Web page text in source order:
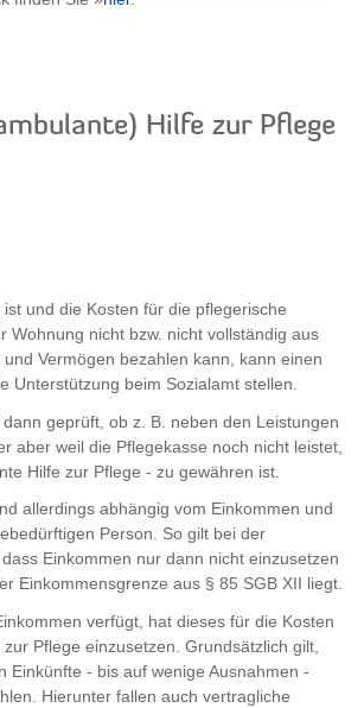
Hilfe zur Pflege
und die Kosten für die pflegerische
Wohnung nicht bzw. nicht vollständig aus
Vermögen bezahlen kann, kann einen
Unterstützung beim Sozialamt stellen.
geprüft, ob z. B. neben den Leistungen
aber weil die Pflegekasse noch nicht leistet,
Hilfe zur Pflege - zu gewähren ist.
allerdings abhängig vom Einkommen und
Person. So gilt bei der
Einkommen nur dann nicht einzusetzen
Einkommensgrenze aus § 85 SGB XII liegt.
verfügt, hat dieses für die Kosten
Pflege einzusetzen. Grundsätzlich gilt,
Einkünfte - bis auf wenige Ausnahmen -
Hierunter fallen auch vertragliche